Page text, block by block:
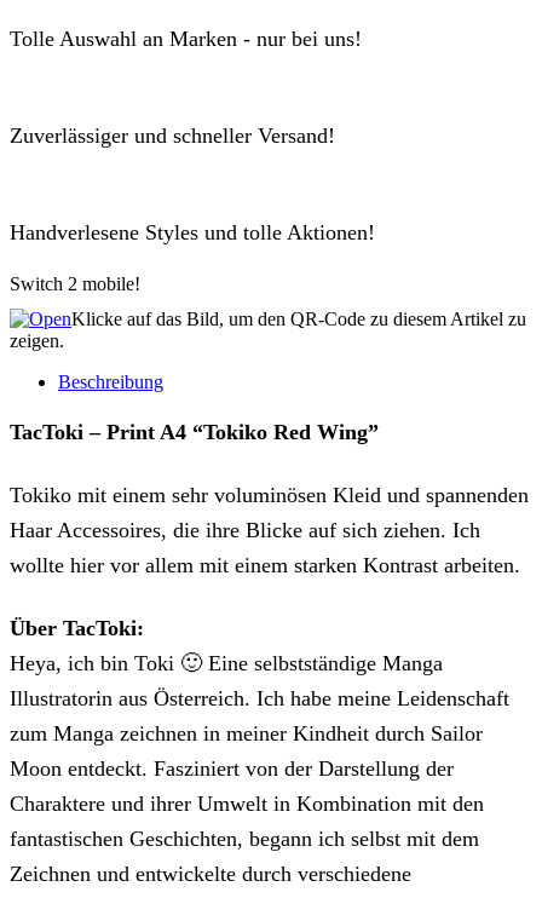
Tolle Auswahl an Marken - nur bei uns!
Zuverlässiger und schneller Versand!
Handverlesene Styles und tolle Aktionen!
Switch 2 mobile!
Klicke auf das Bild, um den QR-Code zu diesem Artikel zu
zeigen.
Beschreibung
TacToki – Print A4 “Tokiko Red Wing”
Tokiko mit einem sehr voluminösen Kleid und spannenden
Haar Accessoires, die ihre Blicke auf sich ziehen. Ich
wollte hier vor allem mit einem starken Kontrast arbeiten.
Über TacToki:
Heya, ich bin Toki 🙂 Eine selbstständige Manga
Illustratorin aus Österreich. Ich habe meine Leidenschaft
zum Manga zeichnen in meiner Kindheit durch Sailor
Moon entdeckt. Fasziniert von der Darstellung der
Charaktere und ihrer Umwelt in Kombination mit den
fantastischen Geschichten, begann ich selbst mit dem
Zeichnen und entwickelte durch verschiedene